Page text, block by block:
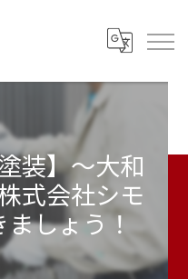
装】～大和
式会社シモ
しょう！